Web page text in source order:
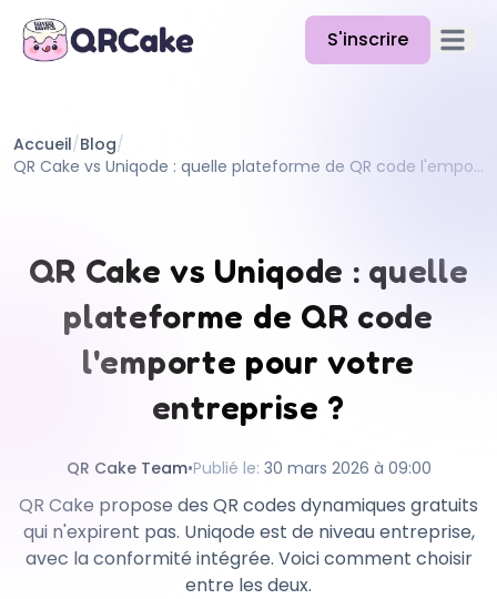
S'inscrire Ouvrir
Tarifs
Docs
Aide
Accueil/Blog/
QR Cake vs Uniqode : quelle plateforme de QR code l'emporte pour votre entreprise ?
QR Cake vs Uniqode : quelle
plateforme de QR code
l'emporte pour votre
entreprise ?
QR Cake Team•Publié le: 30 mars 2026 à 09:00
QR Cake propose des QR codes dynamiques gratuits
qui n'expirent pas. Uniqode est de niveau entreprise,
avec la conformité intégrée. Voici comment choisir
entre les deux.